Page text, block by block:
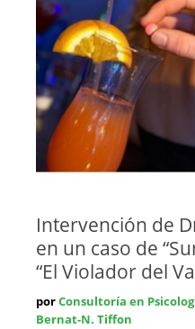
Intervención de
en un caso de
“El Violador del
porConsultoría en
Bernat-N. Tiffon